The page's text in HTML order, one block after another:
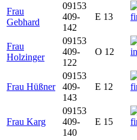
Frau
Gebhard
09153
409-
142
E 13
Frau
Holzinger
09153
409-
122
O 12
Frau Hüßner
09153
409-
143
E 12
Frau Karg
09153
409-
140
E 15